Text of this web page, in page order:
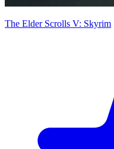
The Elder Scrolls V: Skyrim